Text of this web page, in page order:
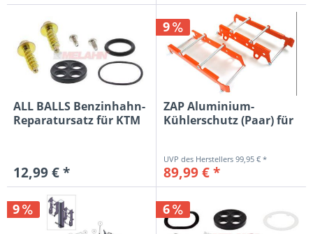
ALL BALLS Benzinhahn-
Reparatursatz für KTM
12,99 € *
9
ZAP Aluminium-
Kühlerschutz (Paar) für
99,95 € *
89,99 € *
9 6